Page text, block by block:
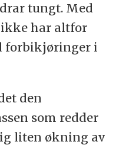
tungt. Med
har altfor
forbikjøringer i
den
som redder
liten økning av